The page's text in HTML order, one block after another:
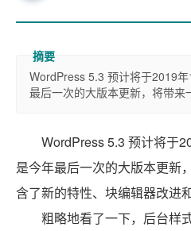
WordPress 5.3 预计将于2019
最后一次的大版本更新，将带
WordPress 5.3 预计将于
是今年最后一次的大版本更新
含了新的特性、块编辑器改进
粗略地看了一下，后台样